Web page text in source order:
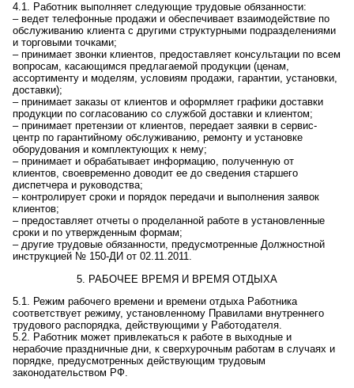
4.1. Работник выполняет следующие трудовые обязанности:
– ведет телефонные продажи и обеспечивает взаимодействие по
обслуживанию клиента с другими структурными подразделениями
и торговыми точками;
– принимает звонки клиентов, предоставляет консультации по всем
вопросам, касающимся предлагаемой продукции (ценам,
ассортименту и моделям, условиям продажи, гарантии, установки,
доставки);
– принимает заказы от клиентов и оформляет графики доставки
продукции по согласованию со службой доставки и клиентом;
– принимает претензии от клиентов, передает заявки в сервис-
центр по гарантийному обслуживанию, ремонту и установке
оборудования и комплектующих к нему;
– принимает и обрабатывает информацию, полученную от
клиентов, своевременно доводит ее до сведения старшего
диспетчера и руководства;
– контролирует сроки и порядок передачи и выполнения заявок
клиентов;
– предоставляет отчеты о проделанной работе в установленные
сроки и по утвержденным формам;
– другие трудовые обязанности, предусмотренные Должностной
инструкцией № 150-ДИ от 02.11.2011.
5. РАБОЧЕЕ ВРЕМЯ И ВРЕМЯ ОТДЫХА
5.1. Режим рабочего времени и времени отдыха Работника
соответствует режиму, установленному Правилами внутреннего
трудового распорядка, действующими у Работодателя.
5.2. Работник может привлекаться к работе в выходные и
нерабочие праздничные дни, к сверхурочным работам в случаях и
порядке, предусмотренных действующим трудовым
законодательством РФ.